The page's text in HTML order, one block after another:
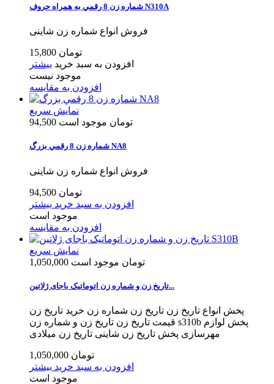
شماره زن 8 رقمي به همراه حروف N310A
فروش انواع شماره زن شاینی
15,800 تومان
افزودن به سبد خرید بیشتر
موجود نیست
افزودن به مقایسه
نمایش سریع
94,500 تومان موجود است
شماره زن 8 رقمي بزرگ NA8
فروش انواع شماره زن شاینی
94,500 تومان
افزودن به سبد خرید بیشتر
موجود است
افزودن به مقایسه
نمایش سریع
1,050,000 تومان موجود است
تاریخ زن و شماره زن اتوماتیک باجای ژلاتین...
پخش انواع تاریخ زن تاریخ زن شماره زن خرید تاریخ زن
قیمت تاریخ زن تاریخ زن و شماره زن s310b پخش لوازم
مهرسازی پخش تاریخ زن شاینی تاریخ زن میلادی
1,050,000 تومان
افزودن به سبد خرید بیشتر
موجود است